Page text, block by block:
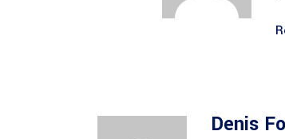
Denis